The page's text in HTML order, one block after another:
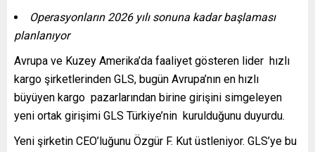
Operasyonların 2026 yılı sonuna kadar başlaması
planlanıyor
Avrupa ve Kuzey Amerika’da faaliyet gösteren lider hızlı
kargo şirketlerinden GLS, bugün Avrupa’nın en hızlı
büyüyen kargo pazarlarından birine girişini simgeleyen
yeni ortak girişimi GLS Türkiye’nin kurulduğunu duyurdu.
Yeni şirketin CEO’luğunu Özgür F. Kut üstleniyor. GLS’ye bu